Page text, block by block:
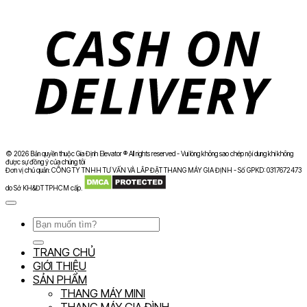
© 2026 Bản quyền thuộc Gia Định Elevator ® All rights reserved - Vui lòng không sao chép nội dung khi không
được sự đồng ý của chúng tôi
Đơn vị chủ quản: CÔNG TY TNHH TƯ VẤN VÀ LẮP ĐẶT THANG MÁY GIA ĐỊNH - Số GPKD: 0317672473
do Sở KH&ĐT TPHCM cấp.
Tìm
TRANG CHỦ
GIỚI THIỆU
SẢN PHẨM
THANG MÁY MINI